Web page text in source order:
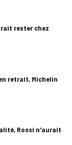
rester chez
retrait, Michelin
Rossi n'aurait